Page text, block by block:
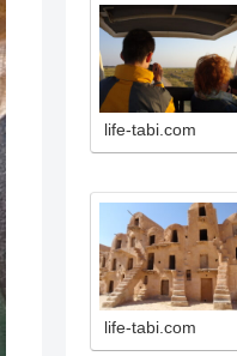
life-tabi.com
life-tabi.com